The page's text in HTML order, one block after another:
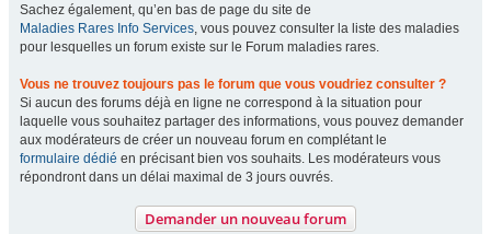
Sachez également, qu’en bas de page du site de
Maladies Rares Info Services, vous pouvez consulter la liste des maladies
pour lesquelles un forum existe sur le Forum maladies rares.
Vous ne trouvez toujours pas le forum que vous voudriez consulter ?
Si aucun des forums déjà en ligne ne correspond à la situation pour
laquelle vous souhaitez partager des informations, vous pouvez demander
aux modérateurs de créer un nouveau forum en complétant le
formulaire dédié en précisant bien vos souhaits. Les modérateurs vous
répondront dans un délai maximal de 3 jours ouvrés.
Demander un nouveau forum